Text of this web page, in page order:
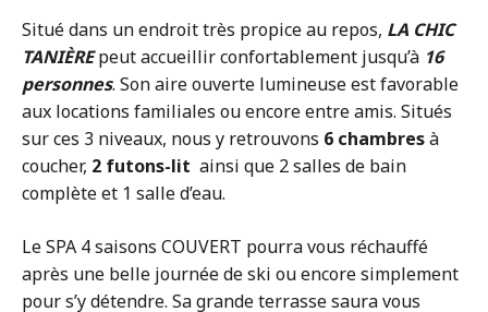
Situé dans un endroit très propice au repos, LA CHIC
TANIÈREpeut accueillir confortablement jusqu’à 16
personnes. Son aire ouverte lumineuse est favorable
aux locations familiales ou encore entre amis. Situés
sur ces 3 niveaux, nous y retrouvons 6 chambresà
coucher, 2 futons-lit ainsi que 2 salles de bain
complète et 1 salle d’eau.
Le SPA 4 saisons COUVERT pourra vous réchauffé
après une belle journée de ski ou encore simplement
pour s’y détendre. Sa grande terrasse saura vous